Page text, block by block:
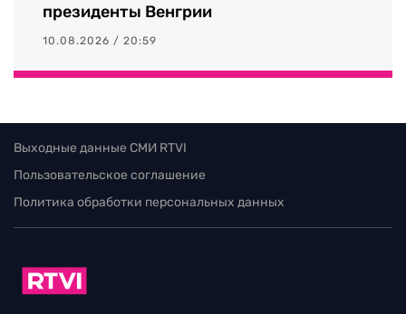
президенты Венгрии
10.08.2026 / 20:59
Выходные данные СМИ RTVI
Пользовательское соглашение
Политика обработки персональных данных